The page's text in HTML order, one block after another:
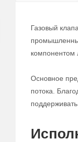
Газовый
компонентом
Основное
потока.